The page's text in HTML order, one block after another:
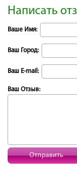
Написать
Ваше Имя:
Ваш Город:
Ваш E-mail:
Ваш Отзыв:
Отправить